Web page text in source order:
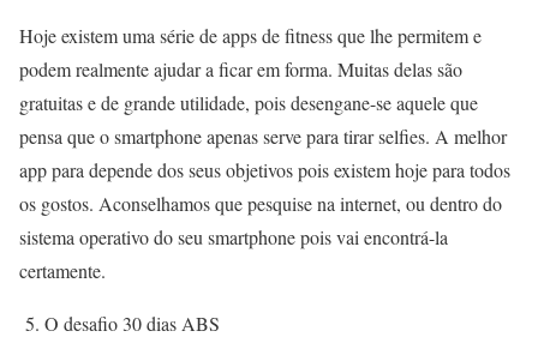
Hoje existem uma série de apps de fitness que lhe permitem e
podem realmente ajudar a ficar em forma. Muitas delas são
gratuitas e de grande utilidade, pois desengane-se aquele que
pensa que o smartphone apenas serve para tirar selfies. A melhor
app para depende dos seus objetivos pois existem hoje para todos
os gostos. Aconselhamos que pesquise na internet, ou dentro do
sistema operativo do seu smartphone pois vai encontrá-la
certamente.
5. O desafio 30 dias ABS